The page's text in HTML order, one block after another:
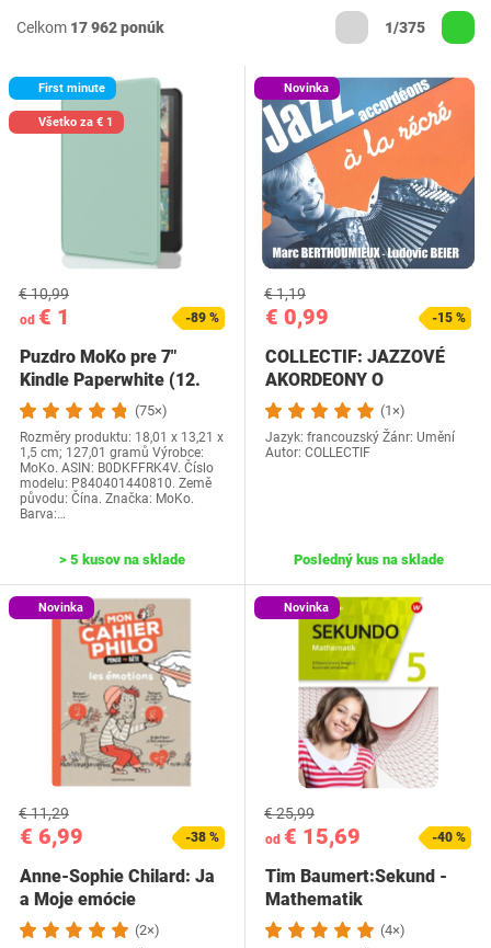
Celkom 17 962 ponúk 1/375
First minute
Všetko za € 1
od € 1
€ 10,99
-89 %
Puzdro MoKo pre 7"
Kindle Paperwhite (12.
generácia-2024) a…
(75×)
Rozměry produktu: 18,01 x 13,21 x
1,5 cm; 127,01 gramů Výrobce:
MoKo. ASIN: B0DKFFRK4V. Číslo
modelu: P840401440810. Země
původu: Čína. Značka: MoKo.
Barva:…
> 5 kusov na sklade
Novinka
€ 0,99
€ 1,19
-15 %
COLLECTIF: JAZZOVÉ
AKORDEONY O
PRESTÁVKE
(1×)
Jazyk: francouzský Žánr: Umění
Autor: COLLECTIF
Posledný kus na sklade
Novinka
€ 6,99
€ 11,29
-38 %
Anne-Sophie Chilard: Ja
a Moje emócie
(2×)
Novinka
od € 15,69
€ 25,99
-40 %
Tim Baumert:Sekund -
Mathematik
(4×)